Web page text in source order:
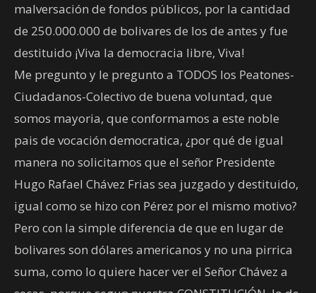
malversación de fondos públicos, por la cantidad
de 250.000.000 de bolivares de los de antes y fue
destituido ¡Viva la democracia libre, Viva!
Me pregunto y le pregunto a TODOS los Peatones-
Ciudadanos-Colectivo de buena voluntad, que
somos mayoria, que conformamos a este noble
pais de vocación democratica, ¿por qué de igual
manera no solicitamos que el señor Presidente
Hugo Rafael Chávez Frias sea juzgado y destituido,
igual como se hizo con Pérez por el mismo motivo?
Pero con la simple diferencia de que en lugar de
bolivares son dólares americanos y no una pirrica
suma, como lo quiere hacer ver el Señor Chávez a